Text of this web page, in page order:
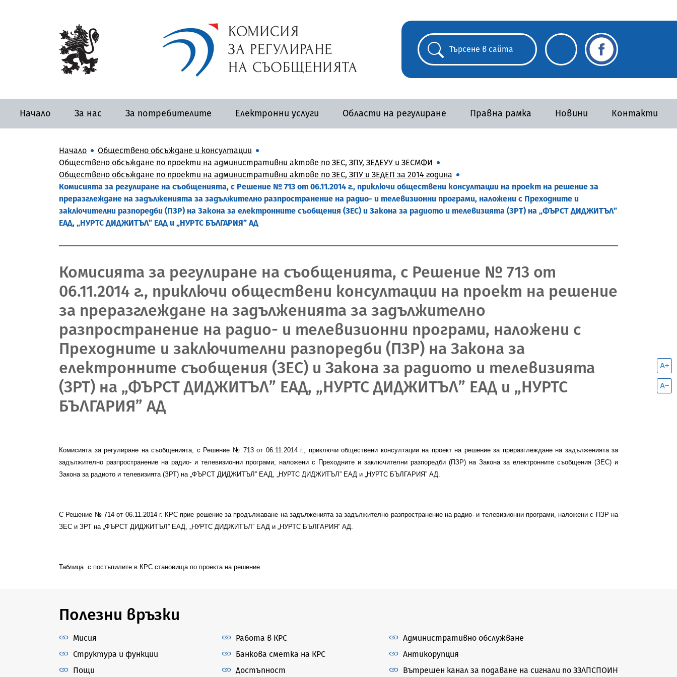
Начало За нас За потребителите Електронни услуги Области на регулиране Правна рамка Новини Контакти
Начало
Обществено обсъждане и консултации
Обществено обсъждане по проекти на административни актове по ЗЕС, ЗПУ, ЗЕДЕУУ и ЗЕСМФИ
Обществено обсъждане по проекти на административни актове по ЗЕС, ЗПУ и ЗЕДЕП за 2014 година
Комисията за регулиране на съобщенията, с Решение № 713 от 06.11.2014 г., приключи обществени консултации на проект на решение за
преразглеждане на задълженията за задължително разпространение на радио- и телевизионни програми, наложени с Преходните и
заключителни разпоредби (ПЗР) на Закона за електронните съобщения (ЗЕС) и Закона за радиото и телевизията (ЗРТ) на „ФЪРСТ ДИДЖИТЪЛ”
ЕАД, „НУРТС ДИДЖИТЪЛ” ЕАД и „НУРТС БЪЛГАРИЯ” АД
Комисията за регулиране на съобщенията, с Решение № 713 от
06.11.2014 г., приключи обществени консултации на проект на решение
за преразглеждане на задълженията за задължително
разпространение на радио- и телевизионни програми, наложени с
Преходните и заключителни разпоредби (ПЗР) на Закона за
електронните съобщения (ЗЕС) и Закона за радиото и телевизията
(ЗРТ) на „ФЪРСТ ДИДЖИТЪЛ” ЕАД, „НУРТС ДИДЖИТЪЛ” ЕАД и „НУРТС
БЪЛГАРИЯ” АД
Комисията за регулиране на съобщенията, с Решение № 713 от 06.11.2014 г. , приключи обществени консултации на проект на решение за преразглеждане на задълженията за
задължително разпространение на радио- и телевизионни програми, наложени с Преходните и заключителни разпоредби (ПЗР) на Закона за електронните съобщения (ЗЕС) и
Закона за радиото и телевизията (ЗРТ) на „ФЪРСТ ДИДЖИТЪЛ” ЕАД, „НУРТС ДИДЖИТЪЛ” ЕАД и „НУРТС БЪЛГАРИЯ” АД
С Решение № 714 от 06.11.2014 г. КРС прие решение за продължаване на задълженията за задължително разпространение на радио- и телевизионни програми, наложени с ПЗР на
ЗЕС и ЗРТ на „ФЪРСТ ДИДЖИТЪЛ” ЕАД, „НУРТС ДИДЖИТЪЛ” ЕАД и „НУРТС БЪЛГАРИЯ” АД.
Таблица с постъпилите в КРС становища по проекта на решение.
Полезни връзки
Мисия
Структура и функции
Пощи
Работа в КРС
Банкова сметка на КРС
Достъпност
Административно обслужване
Антикорупция
Вътрешен канал за подаване на сигнали по ЗЗЛПСПОИН